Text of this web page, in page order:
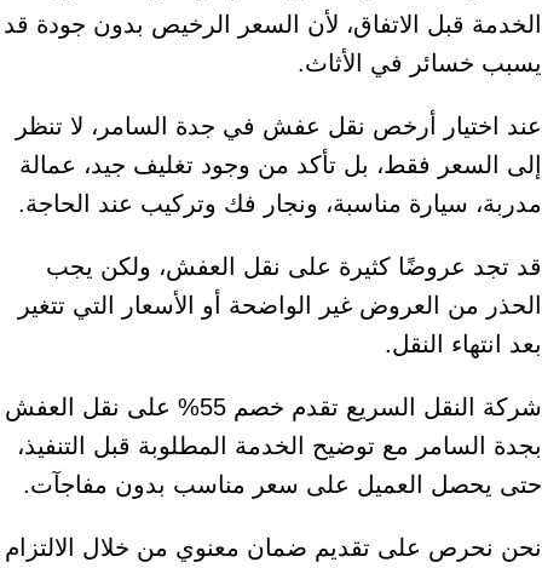
الخدمة قبل الاتفاق، لأن السعر الرخيص بدون جودة قد
يسبب خسائر في الأثاث.
عند اختيار أرخص نقل عفش في جدة السامر، لا تنظر
إلى السعر فقط، بل تأكد من وجود تغليف جيد، عمالة
مدربة، سيارة مناسبة، ونجار فك وتركيب عند الحاجة.
قد تجد عروضًا كثيرة على نقل العفش، ولكن يجب
الحذر من العروض غير الواضحة أو الأسعار التي تتغير
بعد انتهاء النقل.
شركة النقل السريع تقدم خصم 55% على نقل العفش
بجدة السامر مع توضيح الخدمة المطلوبة قبل التنفيذ،
حتى يحصل العميل على سعر مناسب بدون مفاجآت.
نحن نحرص على تقديم ضمان معنوي من خلال الالتزام